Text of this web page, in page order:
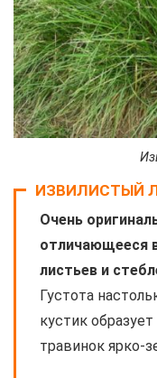
ИЗВИЛИСТЫЙ
Очень
отличающееся
листьев и
Густота
кустик
травинок ярко-